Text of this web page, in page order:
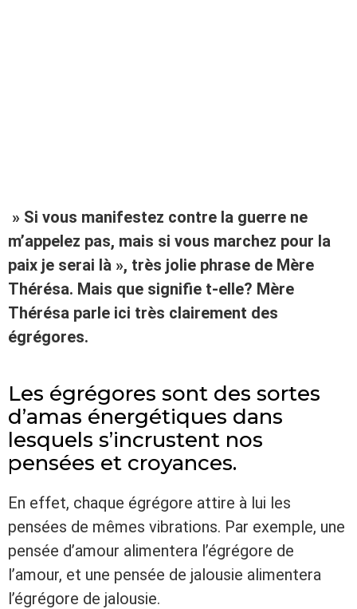
» Si vous manifestez contre la guerre ne
m’appelez pas, mais si vous marchez pour la
paix je serai là », très jolie phrase de Mère
Thérésa. Mais que signifie t-elle? Mère
Thérésa parle ici très clairement des
égrégores.
Les égrégores sont des sortes
d’amas énergétiques dans
lesquels s’incrustent nos
pensées et croyances.
En effet, chaque égrégore attire à lui les
pensées de mêmes vibrations. Par exemple, une
pensée d’amour alimentera l’égrégore de
l’amour, et une pensée de jalousie alimentera
l’égrégore de jalousie.